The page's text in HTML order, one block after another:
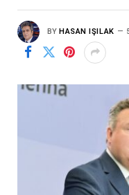
BY HASAN IŞILAK